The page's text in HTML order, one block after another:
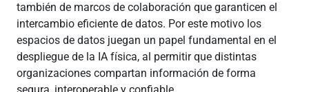
también de marcos de colaboración que garanticen el
intercambio eficiente de datos. Por este motivo los
espacios de datos juegan un papel fundamental en el
despliegue de la IA física, al permitir que distintas
organizaciones compartan información de forma